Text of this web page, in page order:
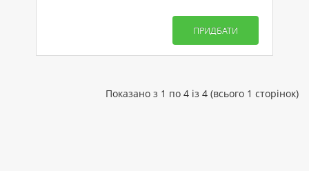
ПРИДБАТИ
Показано з 1 по 4 із 4 (всього 1 сторінок)